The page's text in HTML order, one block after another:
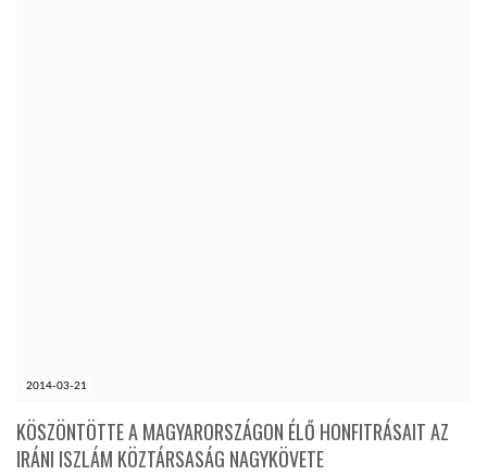
2014-03-21
KÖSZÖNTÖTTE A MAGYARORSZÁGON ÉLŐ HONFITRÁSAIT AZ
IRÁNI ISZLÁM KÖZTÁRSASÁG NAGYKÖVETE